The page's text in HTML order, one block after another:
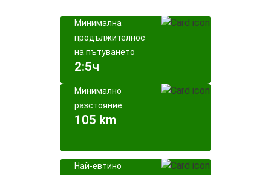
Минимална
продължителност
на пътуването
2:5ч
Минимално
разстояние
105 km
Най-евтино